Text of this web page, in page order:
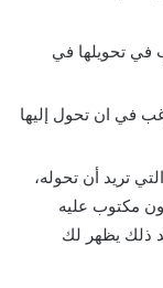
في تحويلها في
في ان تحول إليها
تريد أن تحوله،
مكتوب عليه
ذلك يظهر لك